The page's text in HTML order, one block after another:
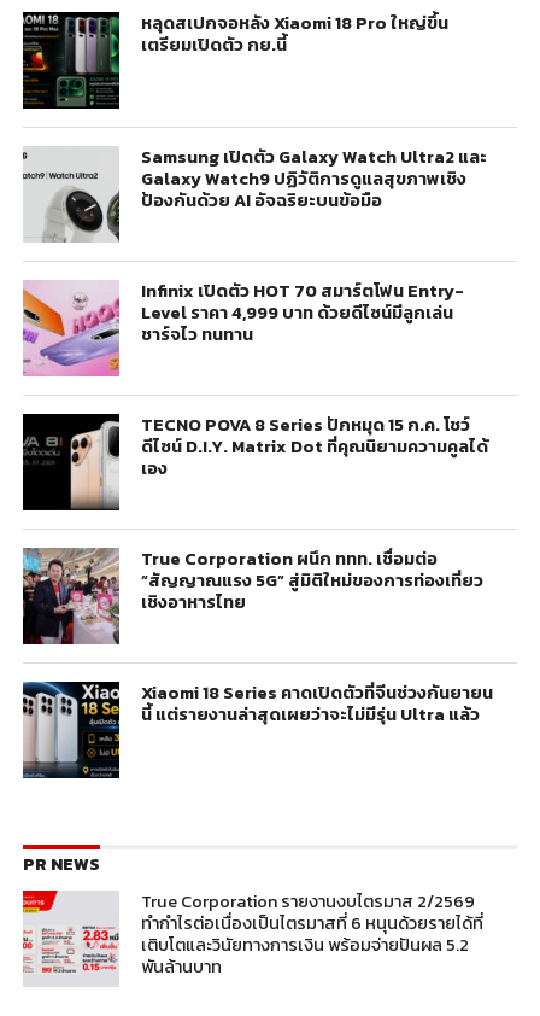
หลุดสเปกจอหลัง Xiaomi 18 Pro ใหญ่ขึ้น
เตรียมเปิดตัว กย.นี้
Samsung เปิดตัว Galaxy Watch Ultra2 และ
Galaxy Watch9 ปฏิวัติการดูแลสุขภาพเชิง
ป้องกันด้วย AI อัจฉริยะบนข้อมือ
Infinix เปิดตัว HOT 70 สมาร์ตโฟน Entry-
Level ราคา 4,999 บาท ด้วยดีไซน์มีลูกเล่น
ชาร์จไว ทนทาน
TECNO POVA 8 Series ปักหมุด 15 ก.ค. โชว์
ดีไซน์ D.I.Y. Matrix Dot ที่คุณนิยามความคูลได้
เอง
True Corporation ผนึก ททท. เชื่อมต่อ
“สัญญาณแรง 5G” สู่มิติใหม่ของการท่องเที่ยว
เชิงอาหารไทย
Xiaomi 18 Series คาดเปิดตัวที่จีนช่วงกันยายน
นี้ แต่รายงานล่าสุดเผยว่าจะไม่มีรุ่น Ultra แล้ว
PR NEWS
True Corporation รายงานงบไตรมาส 2/2569
ทำกำไรต่อเนื่องเป็นไตรมาสที่ 6 หนุนด้วยรายได้ที่
เติบโตและวินัยทางการเงิน พร้อมจ่ายปันผล 5.2
พันล้านบาท